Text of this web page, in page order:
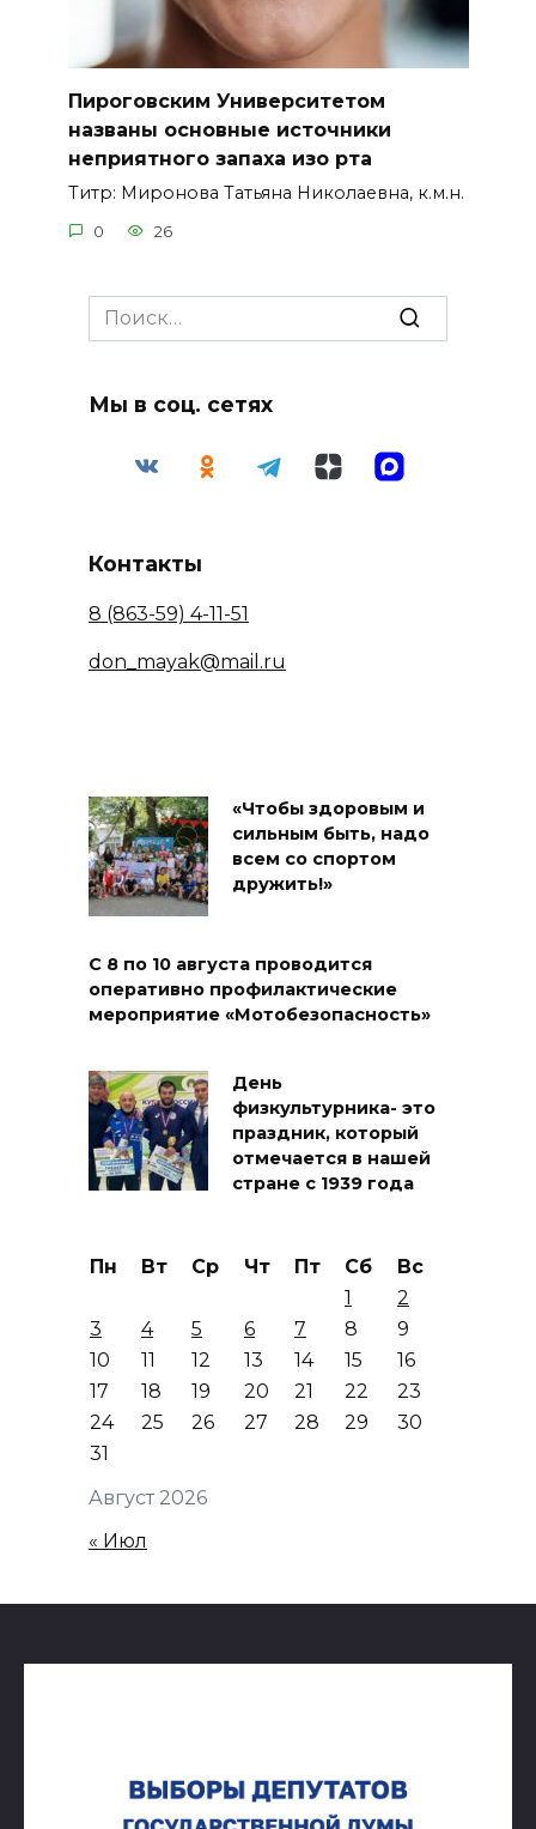
Пироговским Университетом
названы основные источники
неприятного запаха изо рта
Титр: Миронова Татьяна Николаевна, к.м.н.
0 26
Search
for:
Мы в соц. сетях
Контакты
8 (863-59) 4-11-51
don_mayak@mail.ru
«Чтобы здоровым и
сильным быть, надо
всем со спортом
дружить!»
С 8 по 10 августа проводится
оперативно профилактические
мероприятие «Мотобезопасность»
День
физкультурника- это
праздник, который
отмечается в нашей
стране с 1939 года
Август 2026
Пн Вт Ср Чт Пт Сб
Вс
1
2
3
4 5 6 7 8
9
10
11 12 13 14 15
16
17
18 19 20 21 22
23
24
25 26 27 28 29
30
31
« Июл